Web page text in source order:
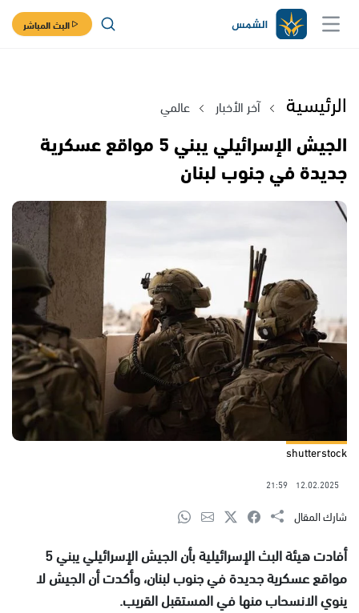
البث المباشر
الرئيسية آخر الأخبار عالمي
الجيش الإسرائيلي يبني 5 مواقع عسكرية
جديدة في جنوب لبنان
shutterstock
12.02.2025
21:59
شارك المقال
أفادت هيئة البث الإسرائيلية بأن الجيش الإسرائيلي يبني 5
مواقع عسكرية جديدة في جنوب لبنان، وأكدت أن الجيش لا
ينوي الانسحاب منها في المستقبل القريب.